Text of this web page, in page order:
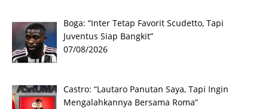
Boga: “Inter Tetap Favorit Scudetto, Tapi
Juventus Siap Bangkit”
07/08/2026
Castro: “Lautaro Panutan Saya, Tapi Ingin
Mengalahkannya Bersama Roma”